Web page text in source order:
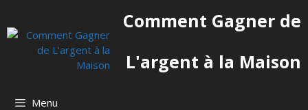
au
contenu
Comment Gagner de
L'argent à la Maison
Menu